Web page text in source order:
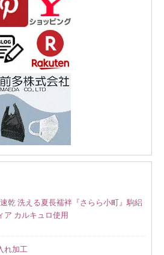
乾 洗える夏長襦袢『さらら小町』駒絽
ア カルキュロ使用
れ加工